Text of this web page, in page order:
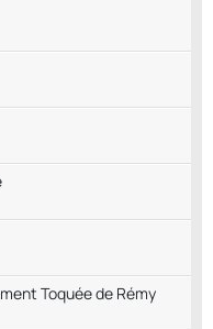
Toquée de Rémy